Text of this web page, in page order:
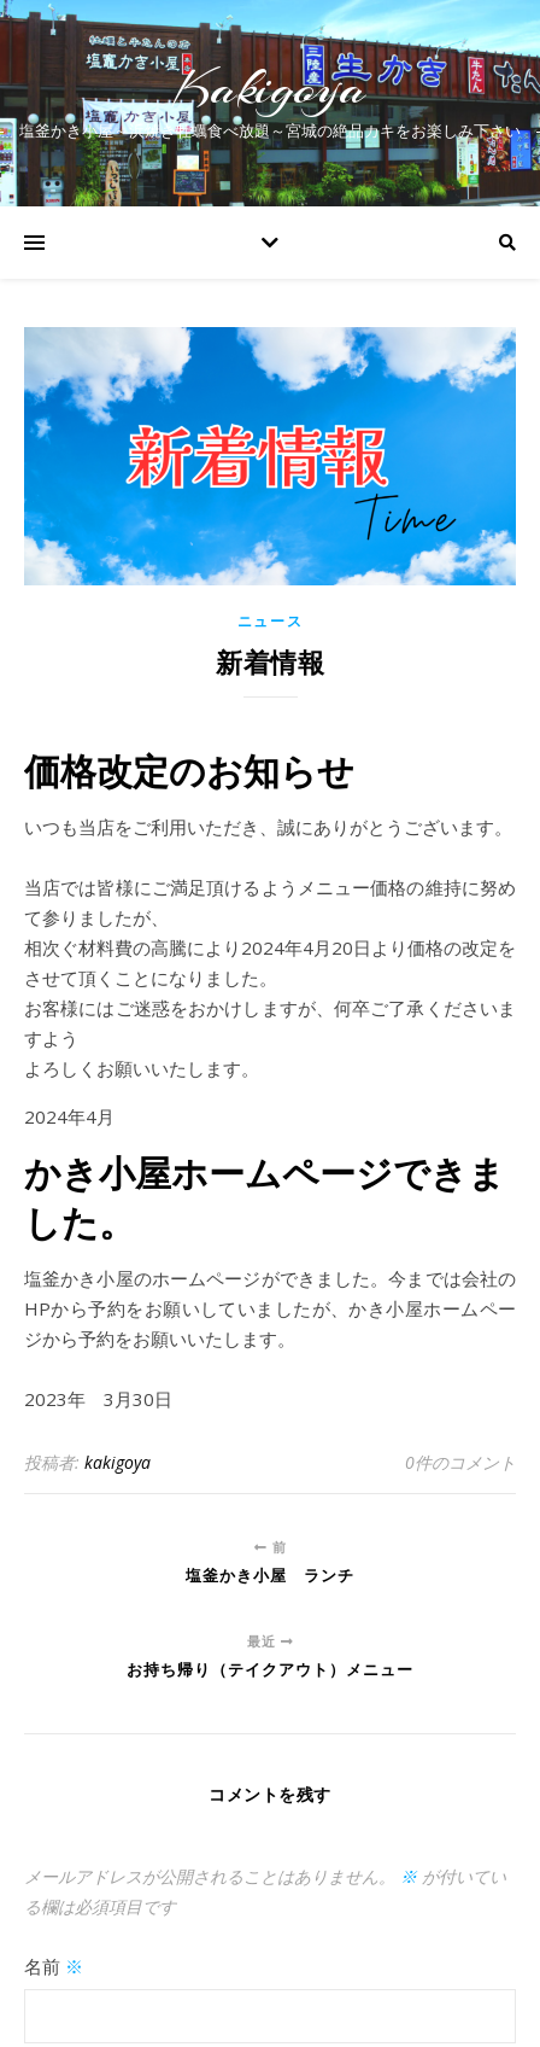
Kakigoya
塩釜かき小屋～浜焼き牡蠣食べ放題～宮城の絶品カキをお楽しみ下さい
ニュース
新着情報
価格改定のお知らせ
いつも当店をご利用いただき、誠にありがとうございます。
当店では皆様にご満足頂けるようメニュー価格の維持に努め
て参りましたが、
相次ぐ材料費の高騰により2024年4月20日より価格の改定を
させて頂くことになりました。
お客様にはご迷惑をおかけしますが、何卒ご了承くださいま
すよう
よろしくお願いいたします。
2024年4月
かき小屋ホームページできま
した。
塩釜かき小屋のホームページができました。今までは会社の
HPから予約をお願いしていましたが、かき小屋ホームペー
ジから予約をお願いいたします。
2023年 3月30日
投稿者: kakigoya 0件のコメント
前
塩釜かき小屋 ランチ
最近
お持ち帰り（テイクアウト）メニュー
コメントを残す
メールアドレスが公開されることはありません。 ※が付いてい
る欄は必須項目です
名前 ※